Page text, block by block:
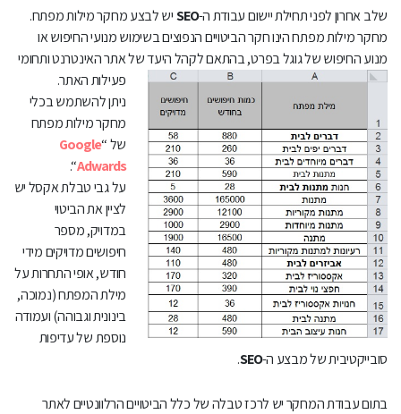
שלב אחרון לפני תחילת יישום עבודת ה-SEOיש לבצע מחקר מילות מפתח.
מחקר מילות מפתח הינו חקר הביטויים הנפוצים בשימוש מנועי החיפוש או
מנוע החיפוש של גוגל בפרט,בהתאם לקהל היעד של אתר האינטרנט ותחומי
פעילות האתר.
ניתן להשתמש בכלי
מחקר מילות מפתח
של “Google
Adwards
“.
על גבי טבלת אקסל יש
לציין את הביטוי
במדויק, מספר
חיפושים מדויקים מידי
חודש, אופי התחרות על
מילת המפתח (נמוכה,
בינונית וגבוהה) ועמודה
נוספת של עדיפות
סובייקטיבית של מבצע ה-SEO
.
בתום עבודת המחקר יש לרכז טבלה של כלל הביטויים הרלוונטיים לאתר